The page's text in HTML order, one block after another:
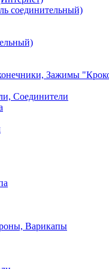
соединительный)
Зажимы
Соединители
Варикапы